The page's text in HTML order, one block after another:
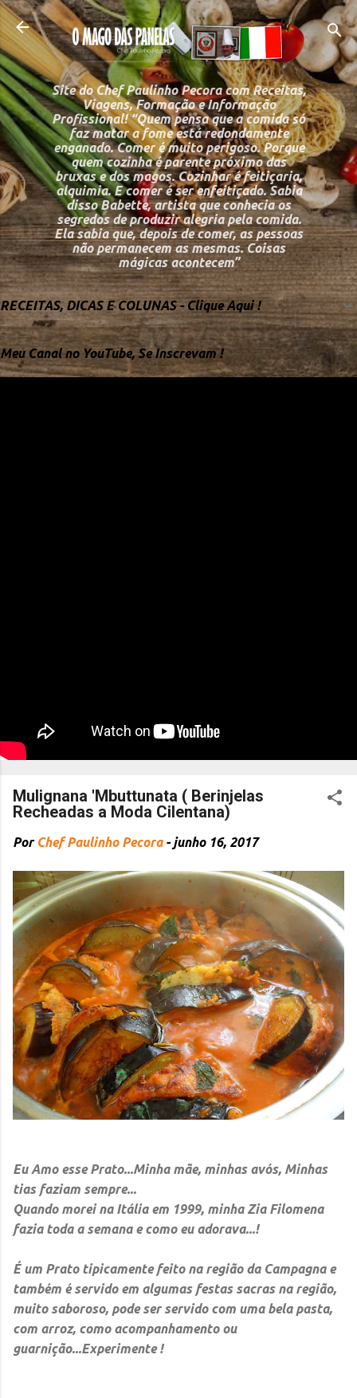
Pular para o
Site do Chef Paulinho Pecora com Receitas,
Viagens, Formação e Informação
Profissional! “Quem pensa que a comida só
faz matar a fome está redondamente
enganado. Comer é muito perigoso. Porque
quem cozinha é parente próximo das
bruxas e dos magos. Cozinhar é feitiçaria,
alquimia. E comer é ser enfeitiçado. Sabia
disso Babette, artista que conhecia os
segredos de produzir alegria pela comida.
Ela sabia que, depois de comer, as pessoas
não permanecem as mesmas. Coisas
mágicas acontecem”
RECEITAS, DICAS E COLUNAS - Clique Aqui !
Meu Canal no YouTube, Se Inscrevam !
Mulignana 'Mbuttunata ( Berinjelas
Recheadas a Moda Cilentana)
Por Chef Paulinho Pecora -junho 16, 2017
Eu Amo esse Prato...Minha mãe, minhas avós, Minhas
tias faziam sempre...
Quando morei na Itália em 1999, minha Zia Filomena
fazia toda a semana e como eu adorava...!
É um Prato tipicamente feito na região da Campagna e
também é servido em algumas festas sacras na região,
muito saboroso, pode ser servido com uma bela pasta,
com arroz, como acompanhamento ou
guarnição...Experimente !